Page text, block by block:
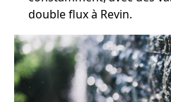
double flux à Revin.